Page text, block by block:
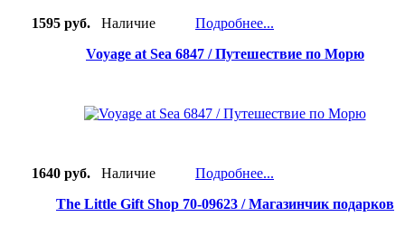
1595 руб. Наличие
Подробнее...
Voyage at Sea 6847 / Путешествие по Морю
1640 руб. Наличие
Подробнее...
The Little Gift Shop 70-09623 / Магазинчик подарков